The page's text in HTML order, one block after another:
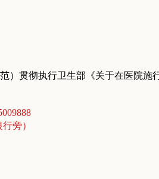
）贯彻执行卫生部《关于在医院施
旁）